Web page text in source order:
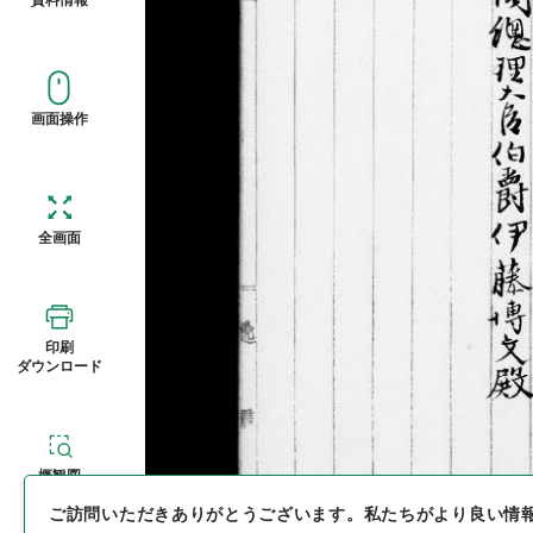
画面操作
全画面
印刷
ダウンロード
概観図
ご訪問いただきありがとうございます。 私たちがより良い情